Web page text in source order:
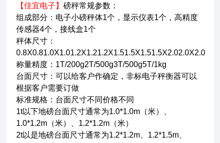
【佳宜电子】磅秤常规参数：
组成部分：电子小磅秤体1个，显示仪表1个，高精度
传感器4个，接线盒1个
秤体尺寸：
0.8X0.81.0X1.01.2X1.21.2X1.51.5X1.51.5X2.02.0X2.0
称量精度：1T/200g2T/500g3T/500g5T/1kg
台面尺寸：可以给客户作确定，非标电子秤衡器可以
根据客户需要订做
标准规格：台面尺寸不同价格不同
1t以下地磅台面尺寸通常为1.0*1.0m（米）、
1.0*1.2m（米）、1.2*1.2m（米）
2t以是地磅台面尺寸通常为1.2*1.2m、1.2*1.5m、